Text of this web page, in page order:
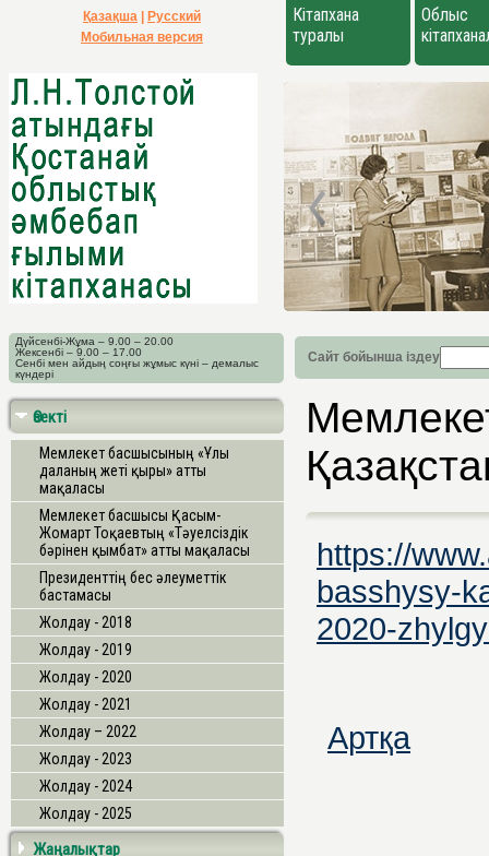
Қазақша
Русский
Мобильная версия
Кітапхана
туралы
Облыс
Дүйсенбі-Жұма – 9.00 – 20.00
Жексенбі – 9.00 – 17.00
Сенбі мен айдың соңғы жұмыс күні – демалыс
күндері
Сайт бойынша іздеу
Өзекті
Мемлекет басшысының «Ұлы
даланың жеті қыры» атты
мақаласы
Мемлекет басшысы Қасым-
Жомарт Тоқаевтың «Тәуелсіздік
бәрінен қымбат» атты мақаласы
Президенттің бес әлеуметтік
бастамасы
Жолдау - 2018
Жолдау - 2019
Жолдау - 2020
Жолдау - 2021
Жолдау – 2022
Жолдау - 2023
Жолдау - 2024
Жолдау - 2025
Жаңалықтар
https://
basshysy-
2020-
Артқа